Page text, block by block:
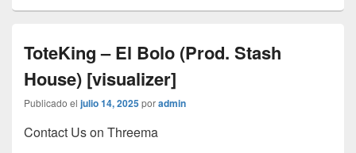
ToteKing – El Bolo (Prod. Stash
House) [visualizer]
Publicado el julio 14, 2025poradmin
Contact Us on Threema